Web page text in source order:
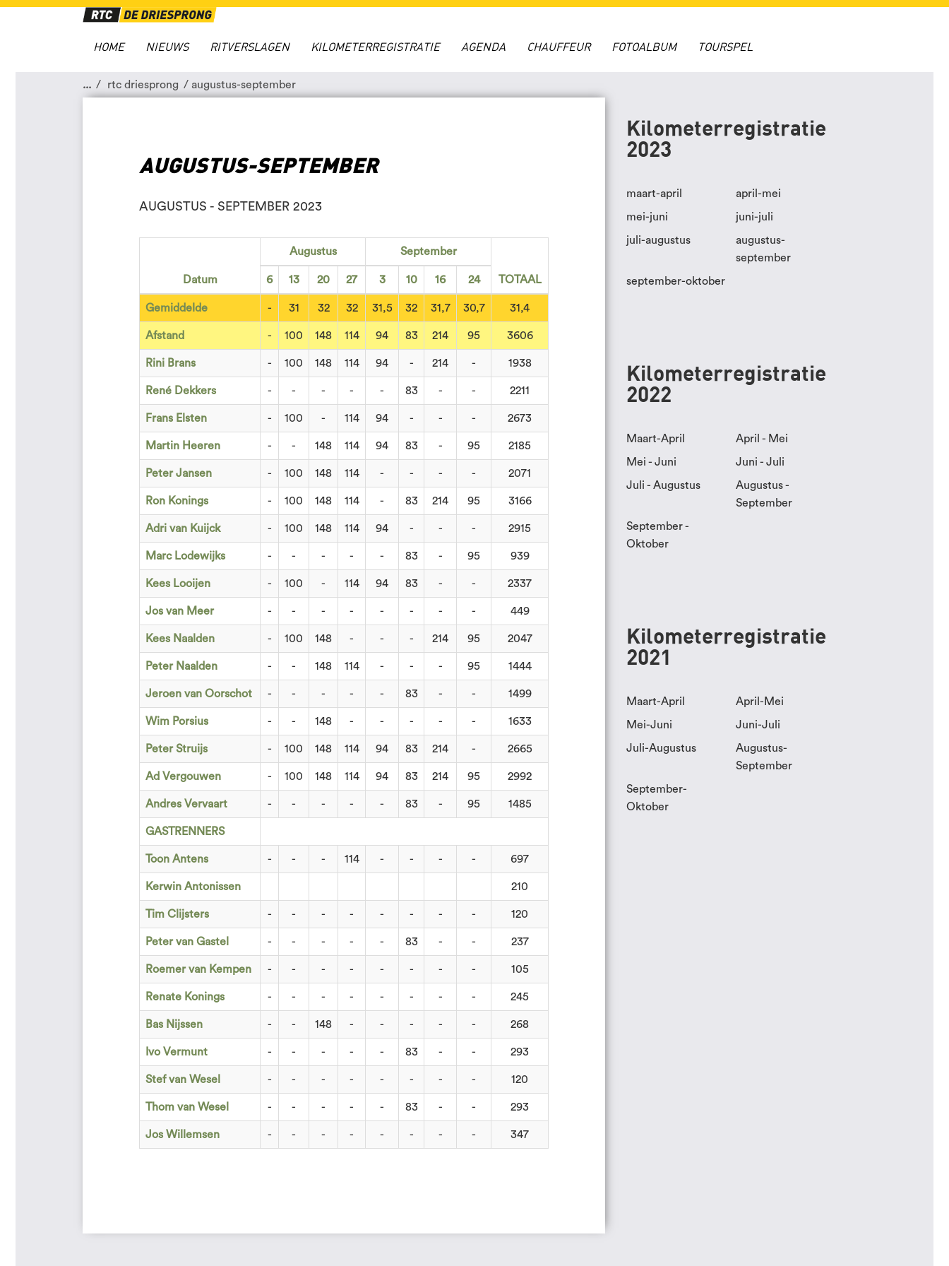
HOME NIEUWS RITVERSLAGEN KILOMETERREGISTRATIE AGENDA CHAUFFEUR FOTOALBUM TOURSPEL
... rtc driesprong augustus-september
AUGUSTUS-SEPTEMBER
AUGUSTUS - SEPTEMBER 2023
Datum
Augustus September
TOTAAL
6 13 20 27 3 10 16 24
Gemiddelde - 31 32 32 31,5 32 31,7 30,7 31,4
Afstand - 100 148 114 94 83 214 95 3606
Rini Brans - 100 148 114 94 - 214 - 1938
René Dekkers - - - - - 83 - - 2211
Frans Elsten - 100 - 114 94 - - - 2673
Martin Heeren - - 148 114 94 83 - 95 2185
Peter Jansen - 100 148 114 - - - - 2071
Ron Konings - 100 148 114 - 83 214 95 3166
Adri van Kuijck - 100 148 114 94 - - - 2915
Marc Lodewijks - - - - - 83 - 95 939
Kees Looijen - 100 - 114 94 83 - - 2337
Jos van Meer - - - - - - - - 449
Kees Naalden - 100 148 - - - 214 95 2047
Peter Naalden - - 148 114 - - - 95 1444
Jeroen van Oorschot - - - - - 83 - - 1499
Wim Porsius - - 148 - - - - - 1633
Peter Struijs - 100 148 114 94 83 214 - 2665
Ad Vergouwen - 100 148 114 94 83 214 95 2992
Andres Vervaart - - - - - 83 - 95 1485
GASTRENNERS
Toon Antens - - - 114 - - - - 697
Kerwin Antonissen 210
Tim Clijsters - - - - - - - - 120
Peter van Gastel - - - - - 83 - - 237
Roemer van Kempen - - - - - - - - 105
Renate Konings - - - - - - - - 245
Bas Nijssen - - 148 - - - - - 268
Ivo Vermunt - - - - - 83 - - 293
Stef van Wesel - - - - - - - - 120
Thom van Wesel - - - - - 83 - - 293
Jos Willemsen - - - - - - - - 347
Kilometerregistratie
2023
maart-april april-mei
mei-juni juni-juli
juli-augustus
augustus-
september
september-oktober
Kilometerregistratie
2022
Maart-April April - Mei
Mei - Juni Juni - Juli
Juli - Augustus
Augustus -
September
September -
Oktober
Kilometerregistratie
2021
Maart-April April-Mei
Mei-Juni Juni-Juli
Juli-Augustus
Augustus-
September
September-
Oktober